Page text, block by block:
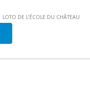
LOTO DE L’ÉCOLE DU CHÂTEAU